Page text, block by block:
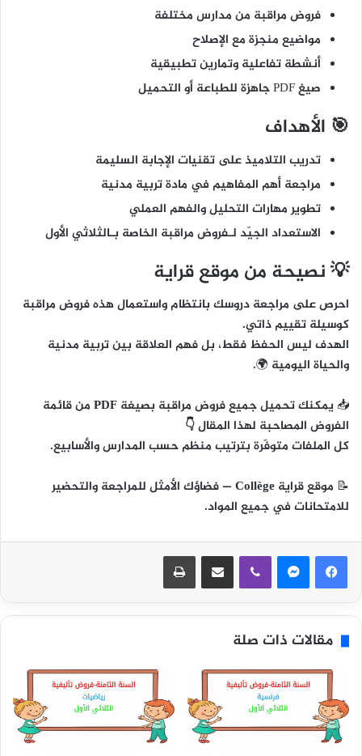
فروض مراقبة من مدارس مختلفة
مواضيع منجزة مع الإصلاح
أنشطة تفاعلية وتمارين تطبيقية
صيغ PDF جاهزة للطباعة أو التحميل
🎯 الأهداف
تدريب التلاميذ على تقنيات الإجابة السليمة
مراجعة أهم المفاهيم في مادة تربية مدنية
تطوير مهارات التحليل والفهم العملي
الاستعداد الجيّد لـفروض مراقبة الخاصة بـالثلاثي الأول
💡 نصيحة من موقع قراية
احرص على مراجعة دروسك بانتظام واستعمال هذه فروض مراقبة
كوسيلة تقييم ذاتي.
الهدف ليس الحفظ فقط، بلفهم العلاقة بين تربية مدنية
والحياة اليومية 🌍.
📥
يمكنك تحميل جميع فروض مراقبة بصيغة PDF من قائمة
الفروض المصاحبة لهذا المقال 👇
كل الملفات متوفّرة بترتيب منظم حسب المدارس والأسابيع.
📝 موقع قراية Collège
— فضاؤك الأمثل للمراجعة والتحضير
للامتحانات في جميع المواد.
مشاركة عبر البريد
مقالات ذات صلة